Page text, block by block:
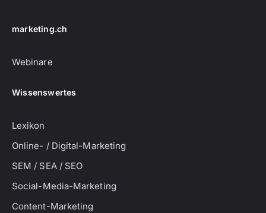
marketing.ch
Webinare
Wissenswertes
Lexikon
Online- / Digital-Marketing
SEM / SEA / SEO
Social-Media-Marketing
Content-Marketing